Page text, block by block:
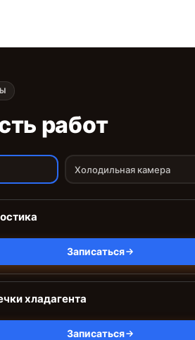
работ
Холодильная камера
Записаться
хладагента
Записаться